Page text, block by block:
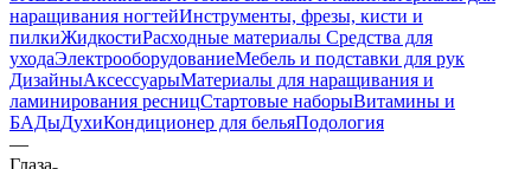
наращивания ногтейИнструменты, фрезы, кисти и
пилкиЖидкостиРасходные материалы Средства для
уходаЭлектрооборудованиеМебель и подставки для рук
ДизайныАксессуарыМатериалы для наращивания и
ламинирования ресницСтартовые наборыВитамины и
БАДыДухиКондиционер для бельяПодология
—
Глаза